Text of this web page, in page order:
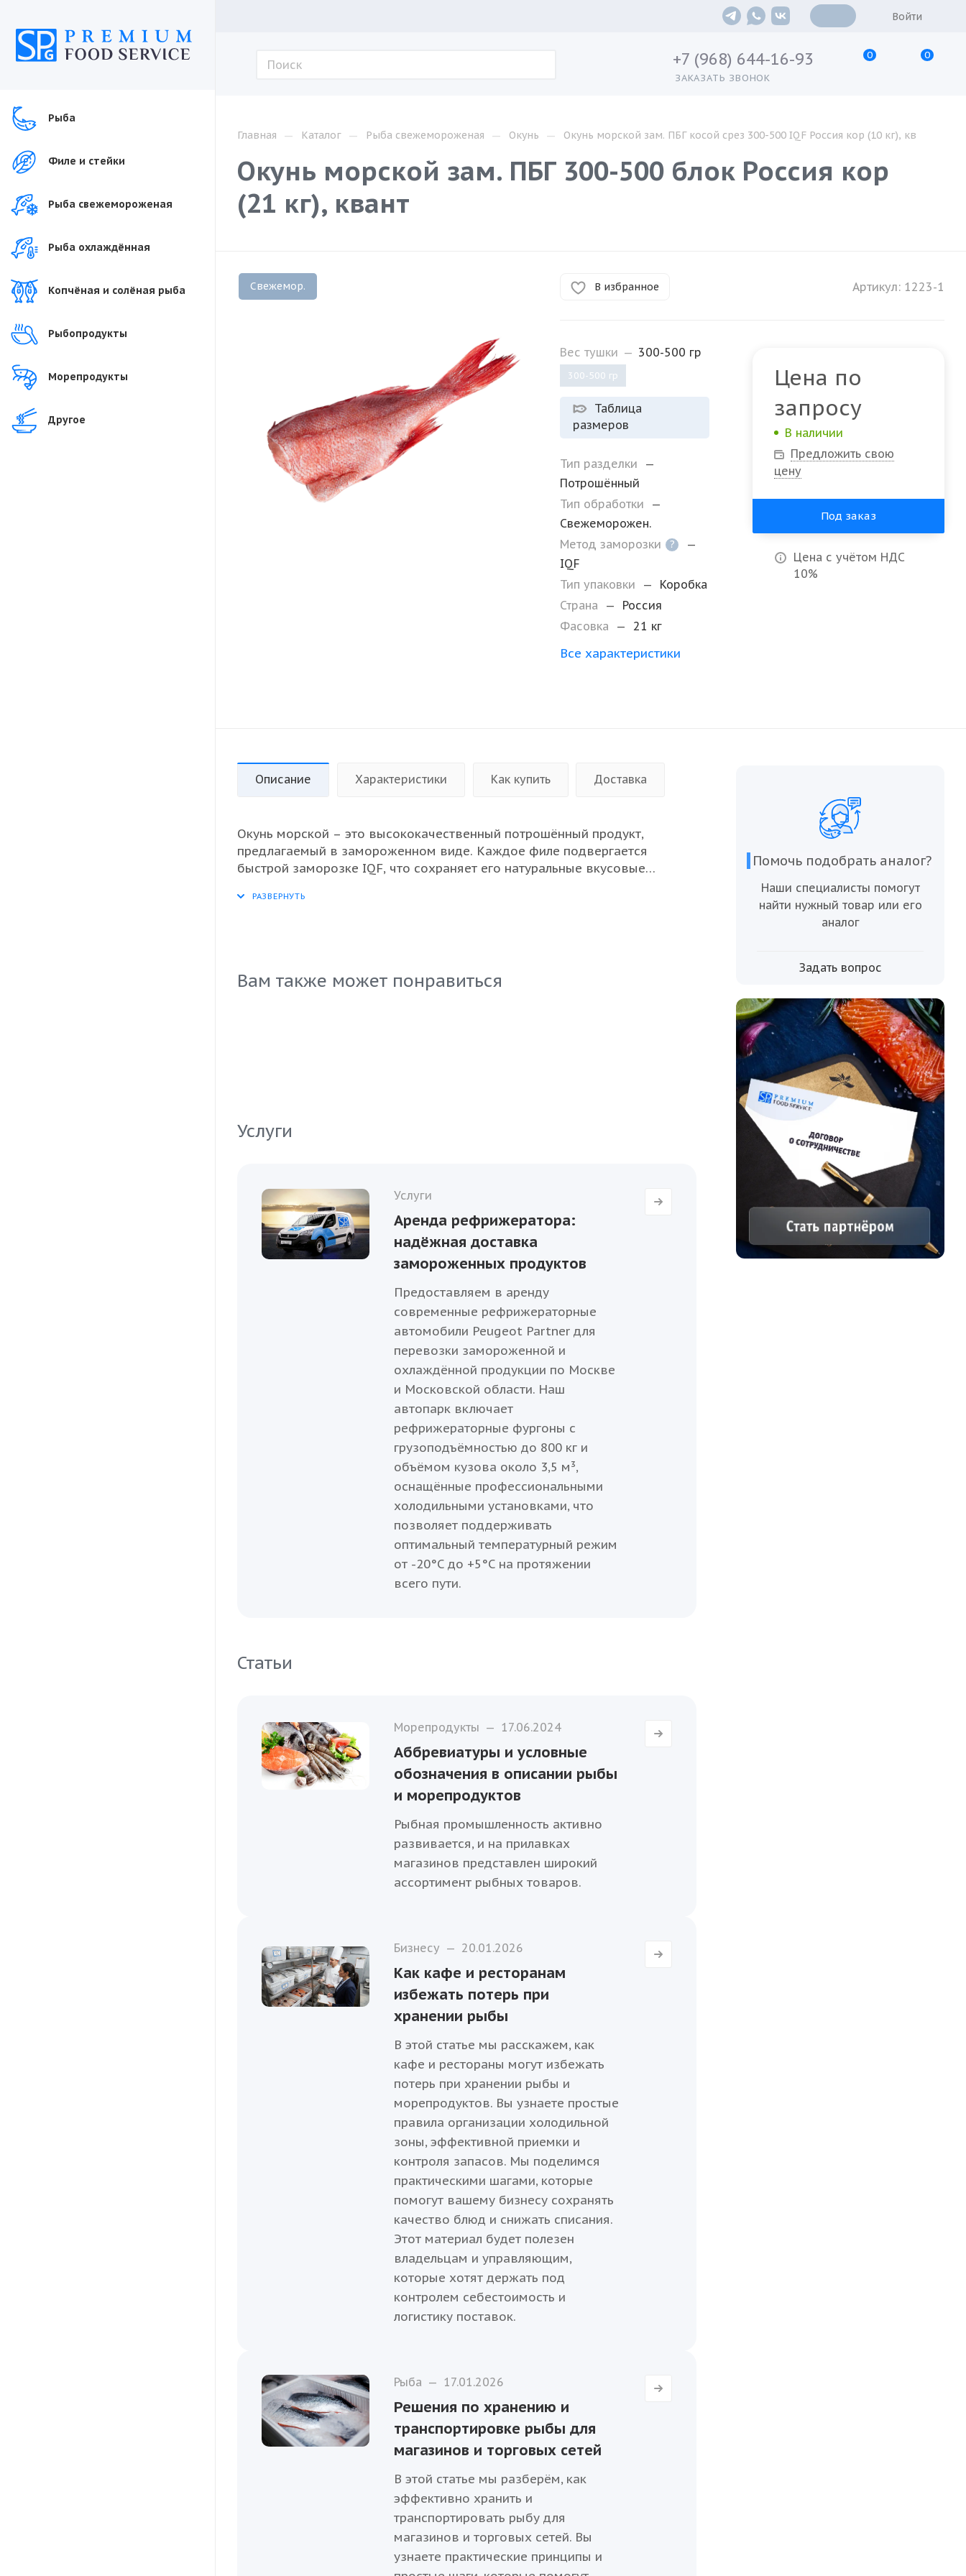
Войти
+7 (968) 644-16-93
ЗАКАЗАТЬ ЗВОНОК
0 0
Рыба
Филе и стейки
Рыба свежемороженая
Рыба охлаждённая
Копчёная и солёная рыба
Рыбопродукты
Морепродукты
Другое
Главная — Каталог — Рыба свежемороженая — Окунь — Окунь морской зам. ПБГ косой срез 300-500 IQF Россия кор (10 кг), кв
Окунь морской зам. ПБГ 300-500 блок Россия кор
(21 кг), квант
Свежемор. В избранное Артикул: 1223-1
Вес тушки — 300-500 гр
300-500 гр
Таблица
размеров
Тип разделки
—
Потрошённый
Тип обработки
—
Свежеморожен.
Метод заморозки
?
—
IQF
Тип упаковки
—
Коробка
Страна
—
Россия
Фасовка
— 21 кг
Все характеристики
Цена по
запросу
В наличии
Предложить свою
цену
Под заказ
Цена с учётом НДС
10%
Описание Характеристики Как купить Доставка
Окунь морской – это высококачественный потрошённый продукт,
предлагаемый в замороженном виде. Каждое филе подвергается
быстрой заморозке IQF, что сохраняет его натуральные вкусовые
внешним видом и нежной текстурой, что делает его идеальным
Вам также может понравиться
Услуги
Услуги
Аренда рефрижератора:
надёжная доставка
замороженных продуктов
Предоставляем в аренду
современные рефрижераторные
автомобили Peugeot Partner для
перевозки замороженной и
охлаждённой продукции по Москве
и Московской области. Наш
автопарк включает
рефрижераторные фургоны с
грузоподъёмностью до 800 кг и
объёмом кузова около 3,5 м³,
оснащённые профессиональными
холодильными установками, что
позволяет поддерживать
оптимальный температурный режим
от -20°C до +5°C на протяжении
всего пути.
Статьи
Морепродукты — 17.06.2024
Аббревиатуры и условные
обозначения в описании рыбы
и морепродуктов
Рыбная промышленность активно
развивается, и на прилавках
магазинов представлен широкий
ассортимент рыбных товаров.
Бизнесу — 20.01.2026
Как кафе и ресторанам
избежать потерь при
хранении рыбы
В этой статье мы расскажем, как
кафе и рестораны могут избежать
потерь при хранении рыбы и
морепродуктов. Вы узнаете простые
правила организации холодильной
зоны, эффективной приемки и
контроля запасов. Мы поделимся
практическими шагами, которые
помогут вашему бизнесу сохранять
качество блюд и снижать списания.
Этот материал будет полезен
владельцам и управляющим,
которые хотят держать под
контролем себестоимость и
логистику поставок.
Рыба — 17.01.2026
Решения по хранению и
транспортировке рыбы для
магазинов и торговых сетей
В этой статье мы разберём, как
эффективно хранить и
транспортировать рыбу для
магазинов и торговых сетей. Вы
узнаете практические принципы и
Помочь подобрать аналог?
Наши специалисты помогут
найти нужный товар или его
аналог
Задать вопрос